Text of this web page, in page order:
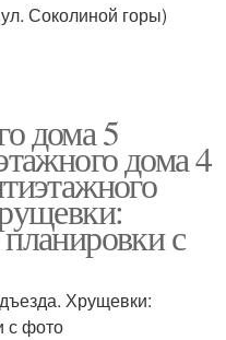
Соколиной горы)
дома 5
дома 4
с
Хрущевки:
с фото